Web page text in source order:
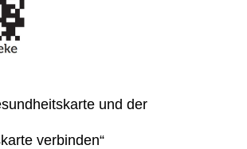
und der
verbinden“